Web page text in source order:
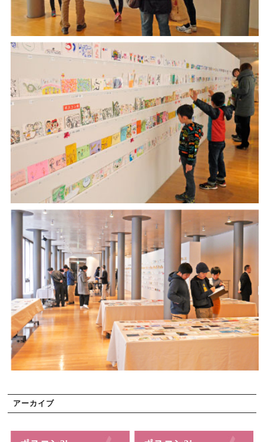
アーカイブ